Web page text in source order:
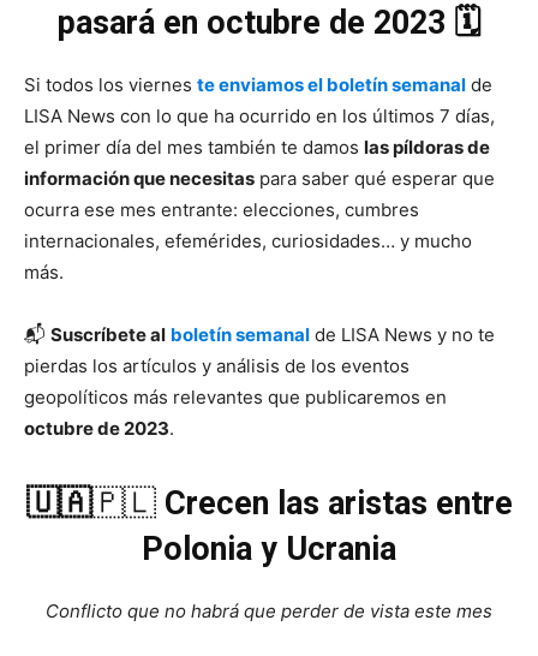
pasará en octubre de 2023 🗓️
Si todos los viernes te enviamos el boletín semanal de
LISA News con lo que ha ocurrido en los últimos 7 días,
el primer día del mes también te damos las píldoras de
información que necesitas para saber qué esperar que
ocurra ese mes entrante: elecciones, cumbres
internacionales, efemérides, curiosidades… y mucho
más.
📬 Suscríbete al boletín semanal de LISA News y no te
pierdas los artículos y análisis de los eventos
geopolíticos más relevantes que publicaremos en
octubre de 2023.
🇺🇦🇵🇱Crecen las aristas entre
Polonia y Ucrania
Conflicto que no habrá que perder de vista este mes